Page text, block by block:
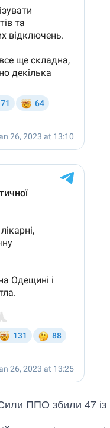
ППО збили 47 із